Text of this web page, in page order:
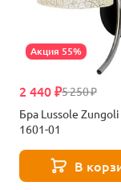
Акция 55%
5 250 ₽
2 440 ₽
Бра Lussole Zungoli LSF-
1601-01
В